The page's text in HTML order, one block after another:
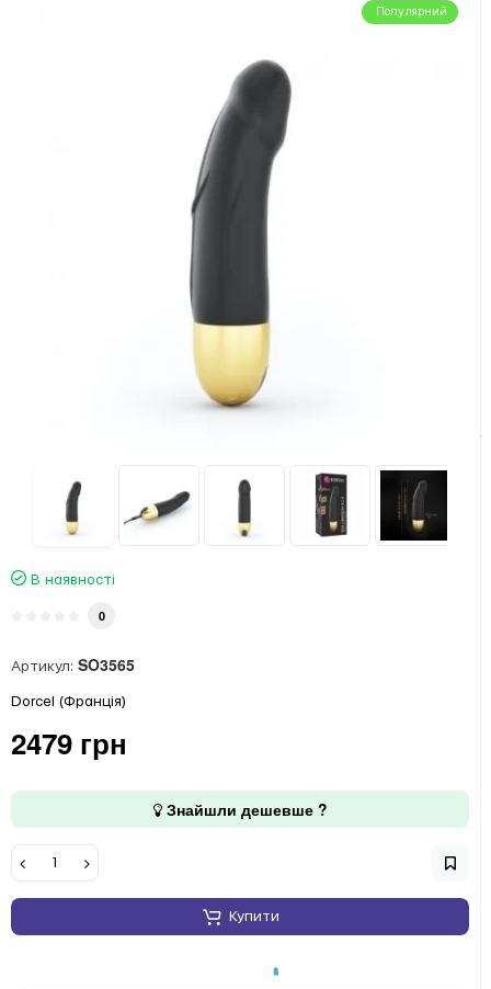
Популярний
В наявності
0
Артикул: SO3565
Dorcel (Франція)
2479 грн
Знайшли дешевше ?
Купити